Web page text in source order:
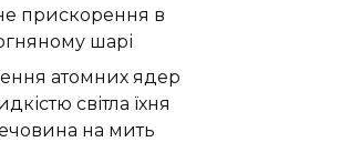
раптові
дощі:
якою
буде
погода
прискорення в
шарі
атомних ядер
світла їхня
на мить